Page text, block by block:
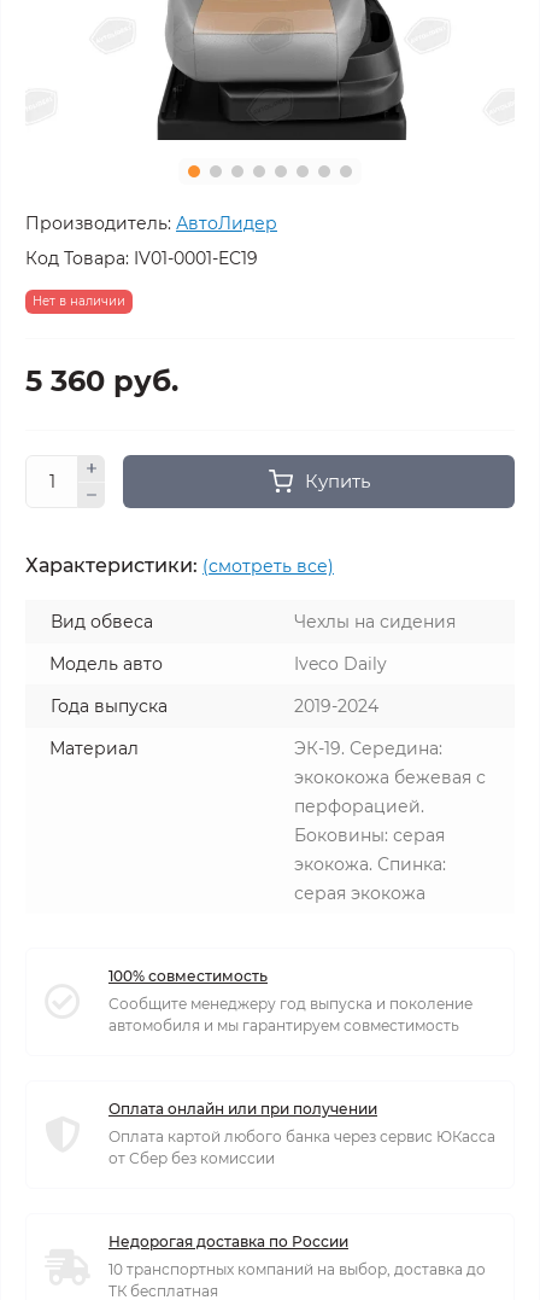
Производитель: АвтоЛидер
Код Товара: IV01-0001-EC19
Нет в наличии
5 360 руб.
Купить
Характеристики: (смотреть все)
Вид обвеса
Чехлы на сидения
Модель авто
Iveco Daily
Года выпуска
2019-2024
Материал
ЭК-19. Середина:
экококожа бежевая с
перфорацией.
Боковины: серая
экокожа. Спинка:
серая экокожа
100% совместимость
Сообщите менеджеру год выпуска и поколение
автомобиля и мы гарантируем совместимость
Оплата онлайн или при получении
Оплата картой любого банка через сервис ЮКасса
от Сбер без комиссии
Недорогая доставка по России
10 транспортных компаний на выбор, доставка до
ТК бесплатная